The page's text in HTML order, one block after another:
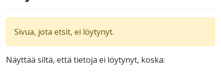
Sivua, jota etsit, ei löytynyt.
Näyttää siltä, että tietoja ei löytynyt, koska: